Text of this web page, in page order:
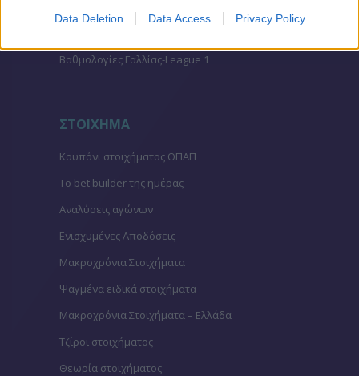
Data Deletion Data Access Privacy Policy
Βαθμολογίες Γαλλίας-League 1
ΣΤΟΙΧΗΜΑ
Κουπόνι στοιχήματος ΟΠΑΠ
To bet builder της ημέρας
Αναλύσεις αγώνων
Ενισχυμένες Αποδόσεις
Μακροχρόνια Στοιχήματα
Ψαγμένα ειδικά στοιχήματα
Μακροχρόνια Στοιχήματα – Ελλάδα
Τζίροι στοιχήματος
Θεωρία στοιχήματος